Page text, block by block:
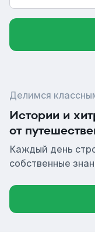
Делимся
Истории и
от
Каждый день
собственные